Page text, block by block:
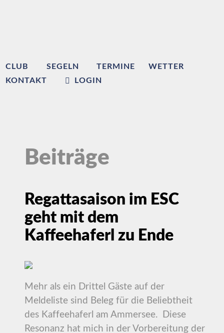
CLUB SEGELN TERMINE
WETTER
KONTAKT
LOGIN
Beiträge
Regattasaison im ESC
geht mit dem
Kaffeehaferl zu Ende
Mehr als ein Drittel Gäste auf der
Meldeliste sind Beleg für die Beliebtheit
des Kaffeehaferl am Ammersee. Diese
Resonanz hat mich in der Vorbereitung der